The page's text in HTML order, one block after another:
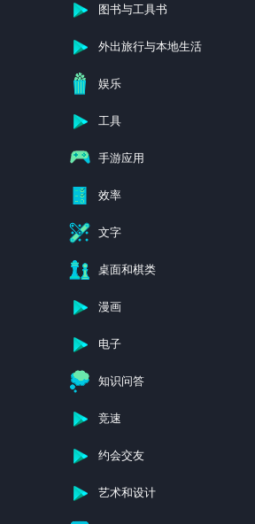
图书与工具书
外出旅行与本地生活
娱乐
工具
手游应用
效率
文字
桌面和棋类
漫画
电子
知识问答
竞速
约会交友
艺术和设计